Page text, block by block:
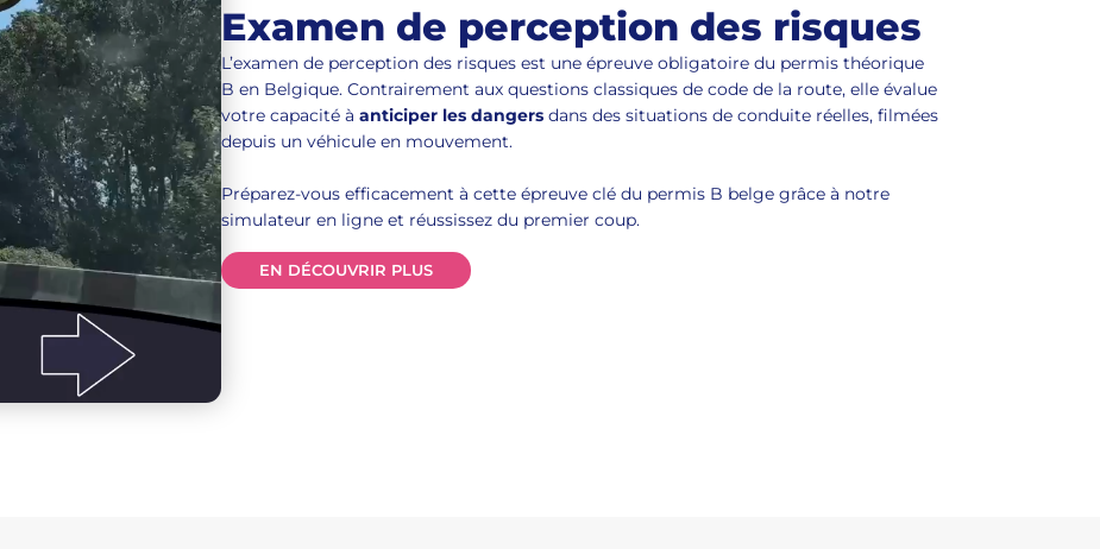
Examen de perception des risques
L’examen de perception des risques est une épreuve obligatoire du permis théorique
B en Belgique. Contrairement aux questions classiques de code de la route, elle évalue
votre capacité àanticiper les dangers dans des situations de conduite réelles, filmées
depuis un véhicule en mouvement.
Préparez-vous efficacement à cette épreuve clé du permis B belge grâce à notre
simulateur en ligne et réussissez du premier coup.
EN DÉCOUVRIR PLUS